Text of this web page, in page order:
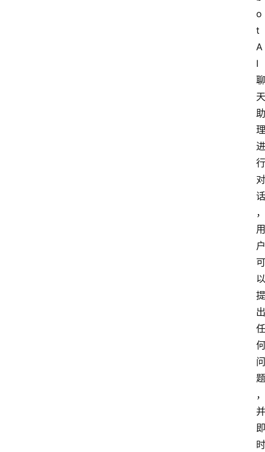
o
t
A
I
聊
天
助
理
进
行
对
话
，
用
户
可
以
提
出
任
何
问
题
，
并
即
时